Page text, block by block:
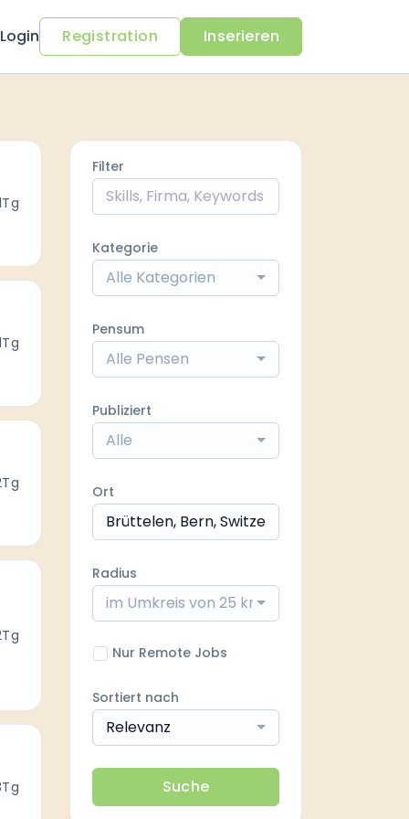
Login Registration Inserieren
Filter
Kategorie
Alle Kategorien
Pensum
Alle Pensen
Publiziert
Alle
Ort
Radius
im Umkreis von 25 km
Nur Remote Jobs
Sortiert nach
Relevanz
Suche